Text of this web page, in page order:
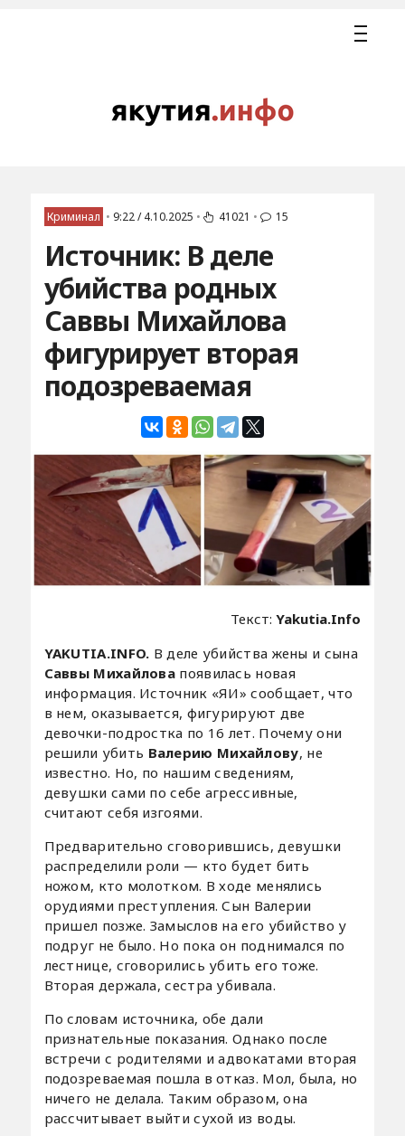
Криминал • 9:22 / 4.10.2025 • 41021 • 15
Источник: В деле
убийства родных
Саввы Михайлова
фигурирует вторая
подозреваемая
Текст:Yakutia.Info
YAKUTIA.INFO. В деле убийства жены и сына
Саввы Михайлова появилась новая
информация. Источник «ЯИ» сообщает, что
в нем, оказывается, фигурируют две
девочки-подростка по 16 лет. Почему они
решили убить Валерию Михайлову, не
известно. Но, по нашим сведениям,
девушки сами по себе агрессивные,
считают себя изгоями.
Предварительно сговорившись, девушки
распределили роли — кто будет бить
ножом, кто молотком. В ходе менялись
орудиями преступления. Сын Валерии
пришел позже. Замыслов на его убийство у
подруг не было. Но пока он поднимался по
лестнице, сговорились убить его тоже.
Вторая держала, сестра убивала.
По словам источника, обе дали
признательные показания. Однако после
встречи с родителями и адвокатами вторая
подозреваемая пошла в отказ. Мол, была, но
ничего не делала. Таким образом, она
рассчитывает выйти сухой из воды.